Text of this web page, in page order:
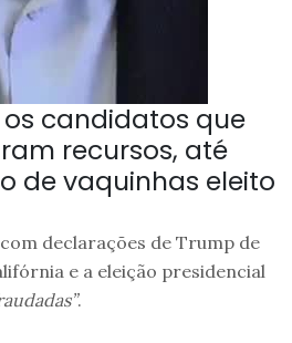
candidatos que
recursos, até
de vaquinhas eleito
declarações de Trump de
e a eleição presidencial
.